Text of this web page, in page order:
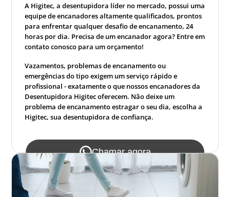
A Higitec, a desentupidora líder no mercado, possui uma
equipe de encanadores altamente qualificados, prontos
para enfrentar qualquer desafio de encanamento, 24
horas por dia. Precisa de um encanador agora? Entre em
contato conosco para um orçamento!
Vazamentos, problemas de encanamento ou
emergências do tipo exigem um serviço rápido e
profissional - exatamente o que nossos encanadores da
Desentupidora Higitec oferecem. Não deixe um
problema de encanamento estragar o seu dia, escolha a
Higitec, sua desentupidora de confiança.
Chamar agora